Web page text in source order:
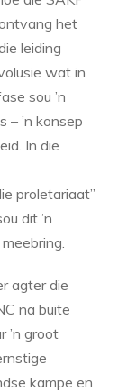
het
leiding
wat in
sou ’n
– ’n konsep
In die
proletariaat”
dit ’n
agter die
na buite
’n groot
kampe en